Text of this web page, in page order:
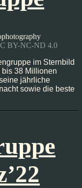
BY-NC-ND 4.0
im Sternbild
bis 38 Millionen
jährliche
sowie die beste